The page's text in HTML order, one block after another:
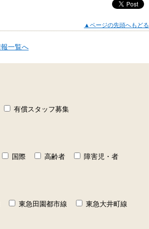
▲ページの先頭へもどる
一覧へ
有償スタッフ募集
国際 高齢者
障害児・者
東急田園都市線
東急大井町線